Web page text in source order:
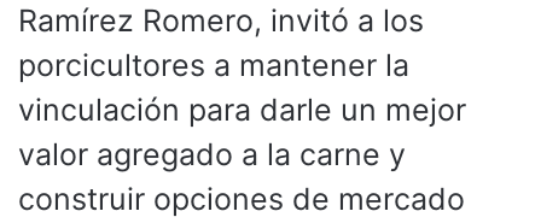
Ramírez Romero, invitó a los
porcicultores a mantener la
vinculación para darle un mejor
valor agregado a la carne y
construir opciones de mercado